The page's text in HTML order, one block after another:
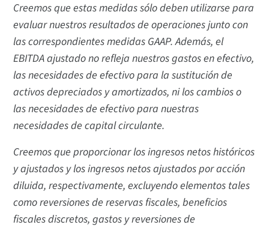
Creemos que estas medidas sólo deben utilizarse para
evaluar nuestros resultados de operaciones junto con
las correspondientes medidas GAAP. Además, el
EBITDA ajustado no refleja nuestros gastos en efectivo,
las necesidades de efectivo para la sustitución de
activos depreciados y amortizados, ni los cambios o
las necesidades de efectivo para nuestras
necesidades de capital circulante.
Creemos que proporcionar los ingresos netos históricos
y ajustados y los ingresos netos ajustados por acción
diluida, respectivamente, excluyendo elementos tales
como reversiones de reservas fiscales, beneficios
fiscales discretos, gastos y reversiones de